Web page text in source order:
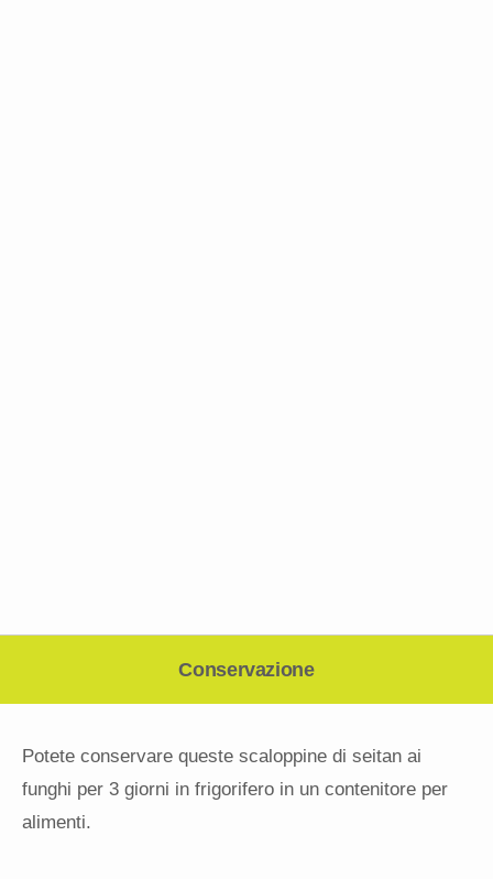
Conservazione
Potete conservare queste scaloppine di seitan ai
funghi per 3 giorni in frigorifero in un contenitore per
alimenti.